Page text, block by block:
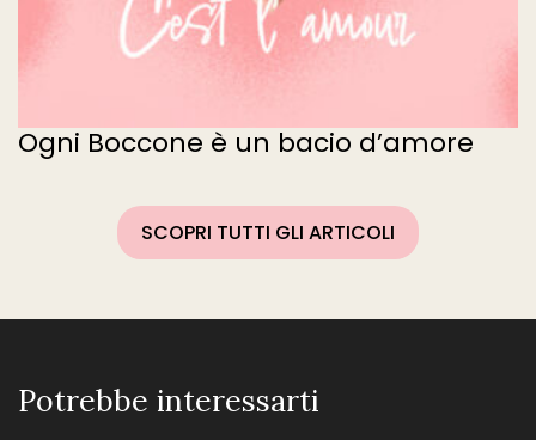
Ogni Boccone è un bacio d’amore
SCOPRI TUTTI GLI ARTICOLI
Potrebbe interessarti